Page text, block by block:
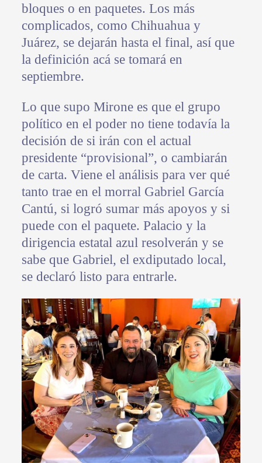
bloques o en paquetes. Los más
complicados, como Chihuahua y
Juárez, se dejarán hasta el final, así que
la definición acá se tomará en
septiembre.
Lo que supo Mirone es que el grupo
político en el poder no tiene todavía la
decisión de si irán con el actual
presidente “provisional”, o cambiarán
de carta. Viene el análisis para ver qué
tanto trae en el morral Gabriel García
Cantú, si logró sumar más apoyos y si
puede con el paquete. Palacio y la
dirigencia estatal azul resolverán y se
sabe que Gabriel, el exdiputado local,
se declaró listo para entrarle.